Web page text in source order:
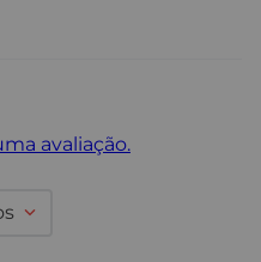
avaliação.